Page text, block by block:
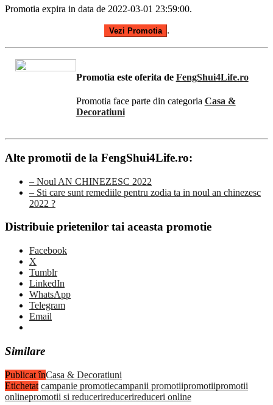
Promotia expira in data de 2022-03-01 23:59:00.
Vezi Promotia .
Promotia este oferita de FengShui4Life.ro
Promotia face parte din categoria Casa &
Decoratiuni
Alte promotii de la FengShui4Life.ro:
– Noul AN CHINEZESC 2022
– Sti care sunt remediile pentru zodia ta in noul an chinezesc
2022 ?
Distribuie prietenilor tai aceasta promotie
Facebook
X
Tumblr
LinkedIn
WhatsApp
Telegram
Email
Similare
Publicat înCasa & Decoratiuni
Etichetat campanie promotiecampanii promotiipromotiipromotii
onlinepromotii si reducerireducerireduceri online